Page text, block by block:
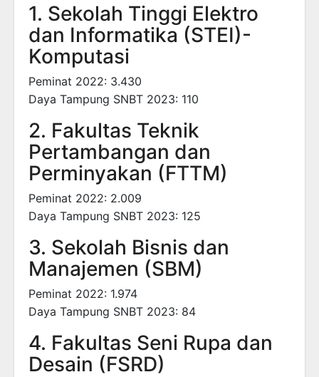
1. Sekolah Tinggi Elektro
dan Informatika (STEI)-
Komputasi
Peminat 2022: 3.430
Daya Tampung SNBT 2023: 110
2. Fakultas Teknik
Pertambangan dan
Perminyakan (FTTM)
Peminat 2022: 2.009
Daya Tampung SNBT 2023: 125
3. Sekolah Bisnis dan
Manajemen (SBM)
Peminat 2022: 1.974
Daya Tampung SNBT 2023: 84
4. Fakultas Seni Rupa dan
Desain (FSRD)